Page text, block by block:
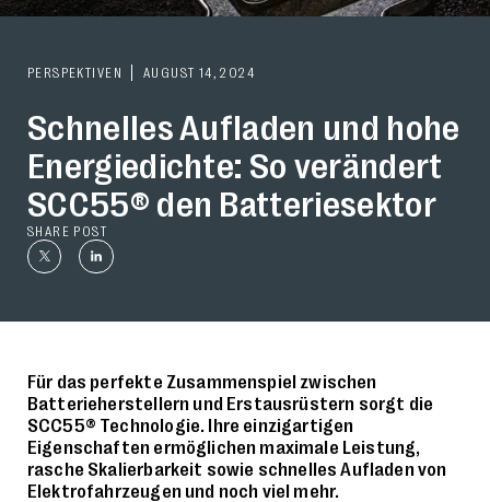
PERSPEKTIVEN AUGUST 14, 2024
Schnelles Aufladen und hohe
Energiedichte: So verändert
SCC55® den Batteriesektor
SHARE POST
Für das perfekte Zusammenspiel zwischen
Batterieherstellern und Erstausrüstern sorgt die
SCC55® Technologie. Ihre einzigartigen
Eigenschaften ermöglichen maximale Leistung,
rasche Skalierbarkeit sowie schnelles Aufladen von
Elektrofahrzeugen und noch viel mehr.